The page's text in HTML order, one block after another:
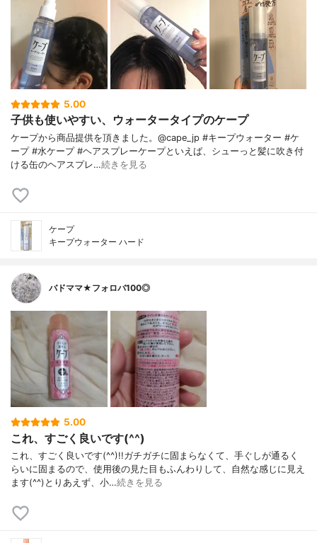
5.00
子供も使いやすい、ウォータータイプのケープ
ケープから商品提供を頂きました。@cape_jp #キープウォーター #ケ
ープ #水ケープ #ヘアスプレーケープといえば、シューっと髪に吹き付
ける缶のヘアスプレ…続きを見る
ケープ
キープウォーター ハード
バドママ★フォロバ100◎
5.00
これ、すごく良いです(^^)
これ、すごく良いです(^^)!!ガチガチに固まらなくて、手ぐしが通るく
らいに固まるので、使用後の見た目もふんわりして、自然な感じに見え
ます(^^)とりあえず、小…続きを見る